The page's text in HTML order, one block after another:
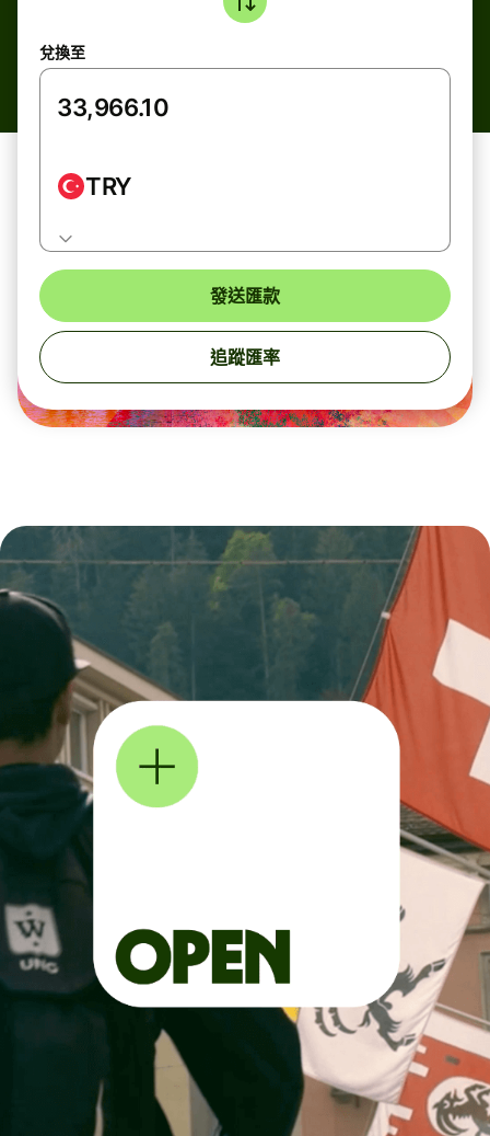
兌換至
TRY
發送匯款
追蹤匯率